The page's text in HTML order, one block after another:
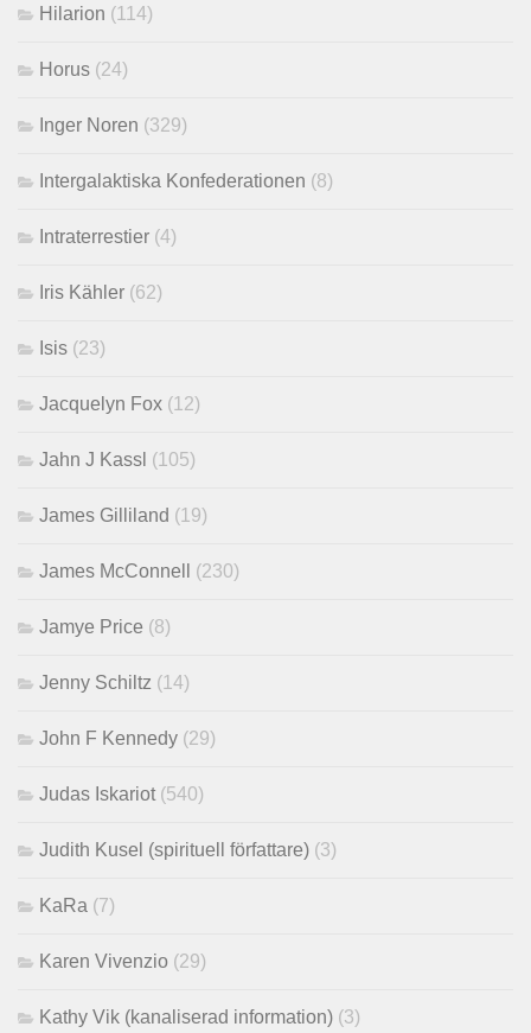
Hilarion (114)
Horus (24)
Inger Noren (329)
Intergalaktiska Konfederationen (8)
Intraterrestier (4)
Iris Kähler (62)
Isis (23)
Jacquelyn Fox (12)
Jahn J Kassl (105)
James Gilliland (19)
James McConnell (230)
Jamye Price (8)
Jenny Schiltz (14)
John F Kennedy (29)
Judas Iskariot (540)
Judith Kusel (spirituell författare) (3)
KaRa (7)
Karen Vivenzio (29)
Kathy Vik (kanaliserad information) (3)